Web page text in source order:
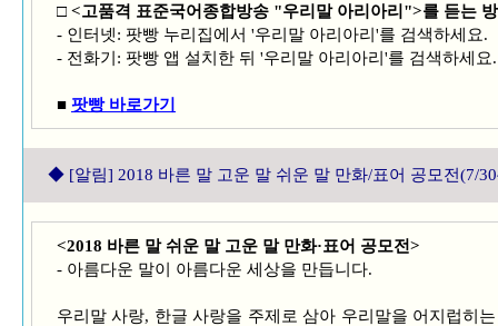
□ <고품격 표준국어종합방송 "우리말 아리아리">를 듣는
- 인터넷: 팟빵 누리집에서 '우리말 아리아리'를 검색하세요.
- 전화기: 팟빵 앱 설치한 뒤 '우리말 아리아리'를 검색하세요.
■ 팟빵 바로가기
◆ [알림] 2018 바른 말 고운 말 쉬운 말 만화/표어 공모전(7/
<2018 바른 말 쉬운 말 고운 말 만화·표어 공모전>
- 아름다운 말이 아름다운 세상을 만듭니다.
우리말 사랑, 한글 사랑을 주제로 삼아 우리말을 어지럽히